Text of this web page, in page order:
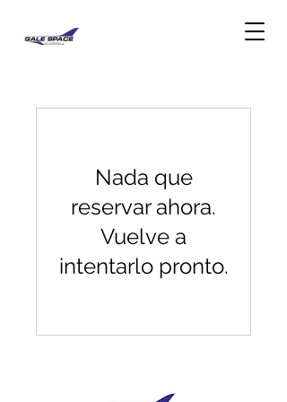
Nada que
reservar ahora.
Vuelve a
intentarlo pronto.